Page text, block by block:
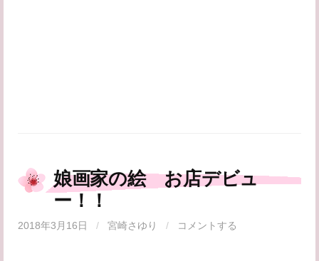
娘画家の絵 お店デビュ
ー！！
2018年3月16日 / 宮崎さゆり / コメントする